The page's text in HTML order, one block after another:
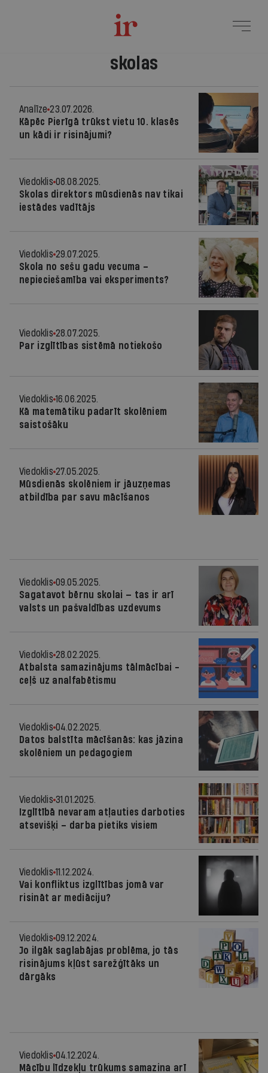
skolas
Analīze 23.07.2026.
Kāpēc Pierīgā trūkst vietu 10. klasēs
un kādi ir risinājumi?
Viedoklis 08.08.2025.
Skolas direktors mūsdienās nav tikai
iestādes vadītājs
Viedoklis 29.07.2025.
Skola no sešu gadu vecuma –
nepieciešamība vai eksperiments?
Viedoklis 28.07.2025.
Par izglītības sistēmā notiekošo
Viedoklis 16.06.2025.
Kā matemātiku padarīt skolēniem
saistošāku
Viedoklis 27.05.2025.
Mūsdienās skolēniem ir jāuzņemas
atbildība par savu mācīšanos
Viedoklis 09.05.2025.
Sagatavot bērnu skolai — tas ir arī
valsts un pašvaldības uzdevums
Viedoklis 28.02.2025.
Atbalsta samazinājums tālmācībai -
ceļš uz analfabētismu
Viedoklis 04.02.2025.
Datos balstīta mācīšanās: kas jāzina
skolēniem un pedagogiem
Viedoklis 31.01.2025.
Izglītībā nevaram atļauties darboties
atsevišķi – darba pietiks visiem
Viedoklis 11.12.2024.
Vai konfliktus izglītības jomā var
risināt ar mediāciju?
Viedoklis 09.12.2024.
Jo ilgāk saglabājas problēma, jo tās
risinājums kļūst sarežģītāks un
dārgāks
Viedoklis 04.12.2024.
Mācību līdzekļu trūkums samazina arī